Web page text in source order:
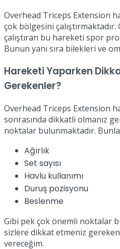
Overhead Triceps Extension
çok bölgesini
çalıştıran bu hareketi spor
Bunun yanı sıra bilekleri ve
Hareketi Yaparken
Gerekenler?
Overhead Triceps Extension
sonrasında dikkatli olmanız
noktalar bulunmaktadır.
Ağırlık
Set sayısı
Havlu kullanımı
Duruş pozisyonu
Beslenme
Gibi pek çok önemli noktalar
sizlere dikkat etmeniz
vereceğim.